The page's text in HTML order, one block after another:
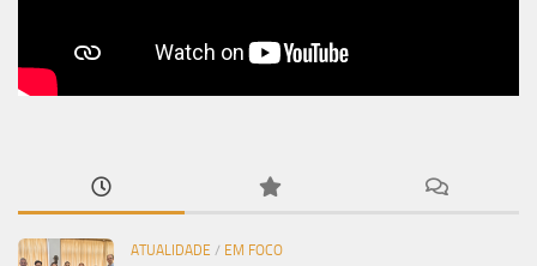
ATUALIDADE / EM FOCO